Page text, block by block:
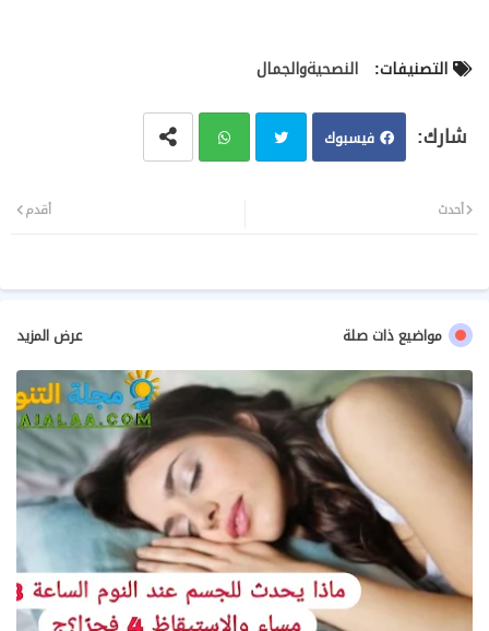
التصنيفات: النصحيةوالجمال
فيسبوك
ب
أحدث أقدم
مواضيع ذات صلة عرض المزيد